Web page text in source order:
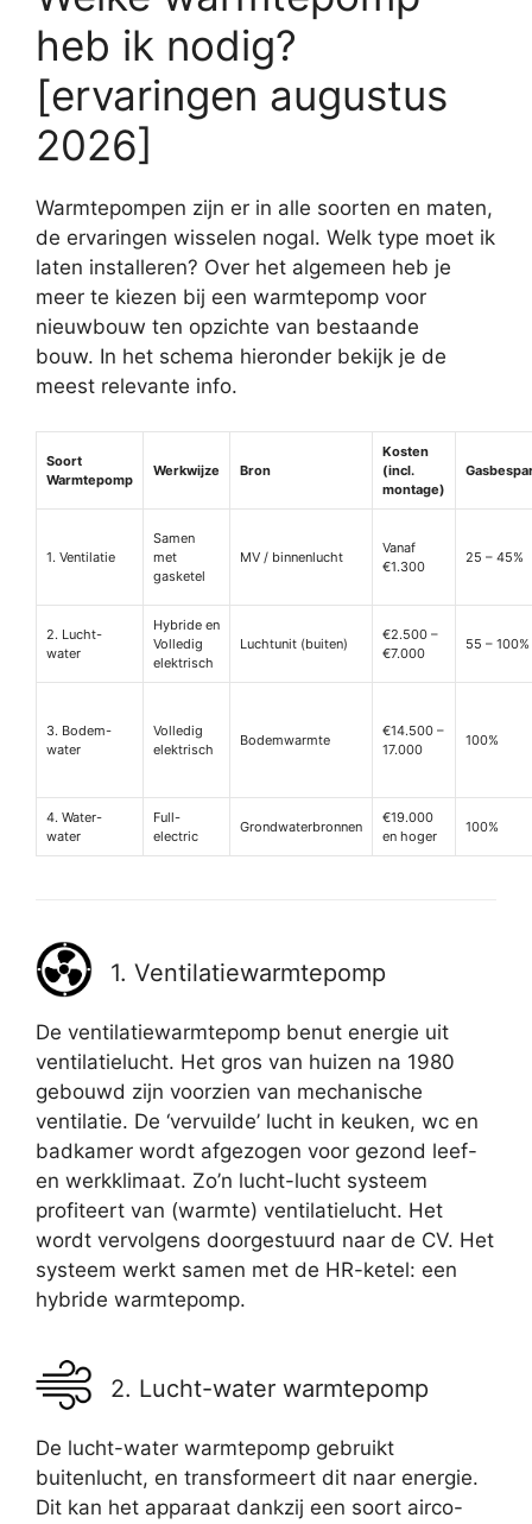
heb ik nodig?
[ervaringen augustus
2026]
Warmtepompen zijn er in alle soorten en maten,
de ervaringen wisselen nogal. Welk type moet ik
laten installeren? Over het algemeen heb je
meer te kiezen bij een warmtepomp voor
nieuwbouw ten opzichte van bestaande
bouw. In het schema hieronder bekijk je de
meest relevante info.
Soort
Warmtepomp
Werkwijze Bron
Kosten
(incl.
montage)
1. Ventilatie
Samen
met
gasketel
MV / binnenlucht
Vanaf
€1.300
25 – 45%
2. Lucht-
water
Hybride en
Volledig
elektrisch
Luchtunit (buiten)
€2.500 –
€7.000
55 – 100%
3. Bodem-
water
Volledig
elektrisch
Bodemwarmte
€14.500 –
17.000
100%
4. Water-
water
Full-
electric
Grondwaterbronnen
€19.000
en hoger
100%
1. Ventilatiewarmtepomp
De ventilatiewarmtepomp benut energie uit
ventilatielucht. Het gros van huizen na 1980
gebouwd zijn voorzien van mechanische
ventilatie. De ‘vervuilde’ lucht in keuken, wc en
badkamer wordt afgezogen voor gezond leef-
en werkklimaat. Zo’n lucht-lucht systeem
profiteert van (warmte) ventilatielucht. Het
wordt vervolgens doorgestuurd naar de CV. Het
systeem werkt samen met de HR-ketel: een
hybride warmtepomp.
2. Lucht-water warmtepomp
De lucht-water warmtepomp gebruikt
buitenlucht, en transformeert dit naar energie.
Dit kan het apparaat dankzij een soort airco-